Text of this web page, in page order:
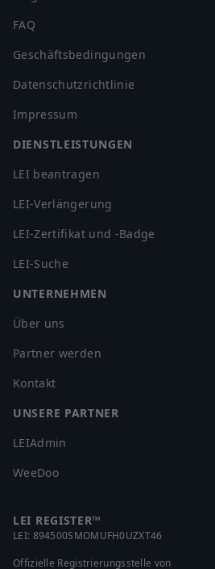
FAQ
Geschäftsbedingungen
Datenschutzrichtlinie
Impressum
DIENSTLEISTUNGEN
LEI beantragen
LEI-Verlängerung
LEI-Zertifikat und -Badge
LEI-Suche
UNTERNEHMEN
Über uns
Partner werden
Kontakt
UNSERE PARTNER
LEIAdmin
WeeDoo
LEI REGISTER™
LEI: 894500SMOMUFH0UZXT46
Offizielle Registrierungsstelle von